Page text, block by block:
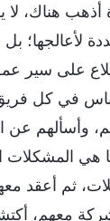
هناك، لا
لأعالجها؛
على سير
في كل
وأسألهم عن
هي المشكلات
ثم أعقد
معهم،